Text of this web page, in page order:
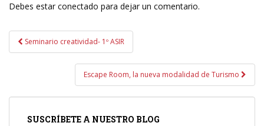
Debes estar conectado para dejar un comentario.
Navegación
de
Seminario creatividad- 1º ASIR
Escape Room, la nueva modalidad de Turismo
SUSCRÍBETE A NUESTRO BLOG